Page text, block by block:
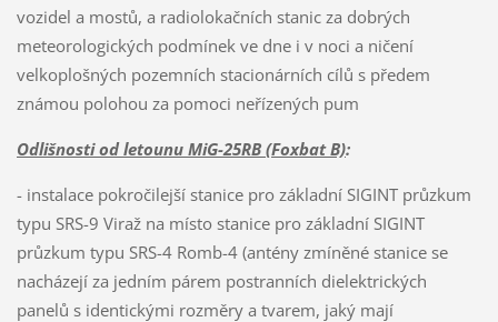
vozidel a mostů, a radiolokačních stanic za dobrých
meteorologických podmínek ve dne i v noci a ničení
velkoplošných pozemních stacionárních cílů s předem
známou polohou za pomoci neřízených pum
Odlišnosti od letounu MiG-25RB (Foxbat B):
- instalace pokročilejší stanice pro základní SIGINT průzkum
typu SRS-9 Viraž na místo stanice pro základní SIGINT
průzkum typu SRS-4 Romb-4 (antény zmíněné stanice se
nacházejí za jedním párem postranních dielektrických
panelů s identickými rozměry a tvarem, jaký mají